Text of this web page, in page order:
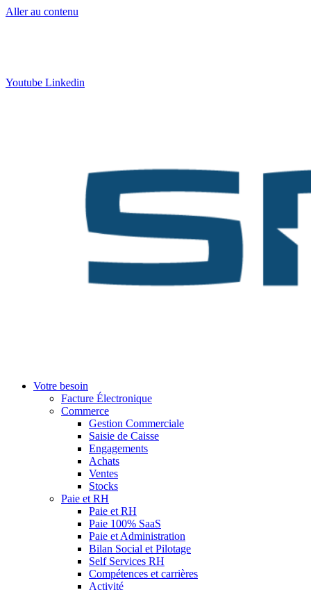
Aller au contenu
Youtube Linkedin
Votre besoin
Facture Électronique
Commerce
Gestion Commerciale
Saisie de Caisse
Engagements
Achats
Ventes
Stocks
Paie et RH
Paie et RH
Paie 100% SaaS
Paie et Administration
Bilan Social et Pilotage
Self Services RH
Compétences et carrières
Activité